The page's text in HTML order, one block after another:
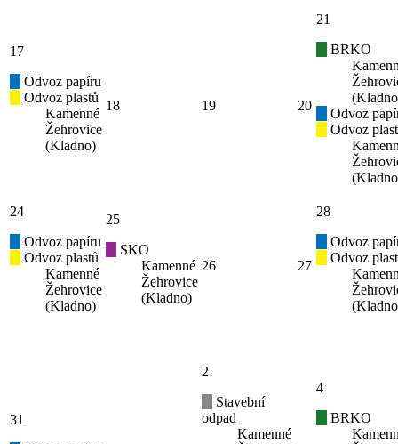
17
Odvoz papíru
Odvoz plastů
Kamenné
Žehrovice
(Kladno)
18 19 20
21
BRKO
Odvoz
Odvoz
24
Odvoz papíru
Odvoz plastů
Kamenné
Žehrovice
(Kladno)
25
SKO
Kamenné
Žehrovice
(Kladno)
26 27
28
Odvoz
Odvoz
31
2
Stavební
odpad
Kamenné
4
BRKO